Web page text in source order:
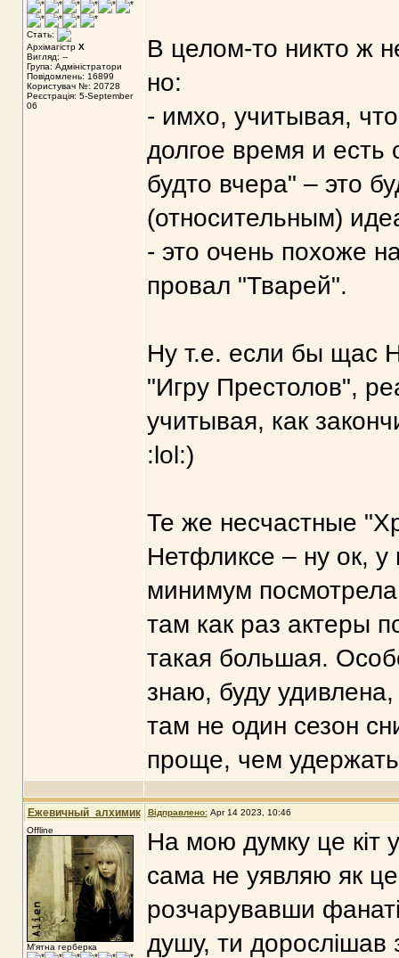
Стать:
Архімагістр X
Вигляд: --
Група: Адміністратори
Повідомлень: 16899
Користувач №: 20728
Реєстрація: 5-September
06
В целом-то никто ж
но:
- имхо, учитывая,
долгое время и
будто вчера" – это
(относительным)
- это очень похоже
провал "Тварей".
Ну т.е. если бы щас
"Игру Престолов",
учитывая, как
:lol:)
Те же несчастные
Нетфликсе – ну ок,
минимум
там как раз актеры
такая большая.
знаю, буду
там не один сезон
проще, чем удержать
Ежевичный_алхимик Відправлено: Apr 14 2023, 10:46
Offline
М'ятна герберка
На мою думку це кіт
сама не уявляю як
розчарувавши
душу, ти дорослішав